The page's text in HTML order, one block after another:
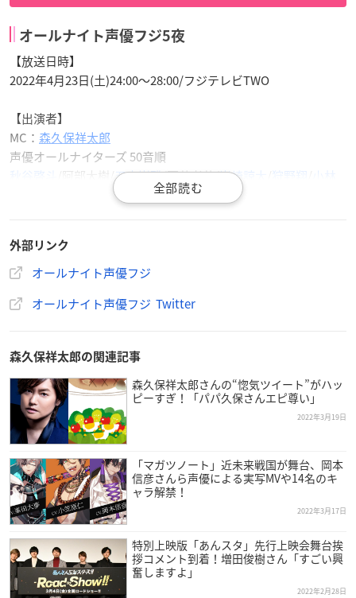
オールナイト声優フジ5夜
【放送日時】
2022年4月23日(土)24:00～28:00/フジテレビTWO
【出演者】
MC： 森久保祥太郎
声優オールナイターズ 50音順
秋谷啓斗
/阿部大樹/ 五十嵐雅/石井孝英/岩崎諒太 狩野翔
小林
住谷哲栄 堂島颯人/永塚拓馬 林勇
※敬称略・追加あり
#オールナイト声優フジ
4/23（土）24時～フジテレビTWOで4時間生放送！
新たな声優オールナイターズも参戦！
次週追加出演者発表あり！5つめのカオス降臨！
※出演者続き↓#永塚拓馬
#帆世
雄一#宮﨑雅也#森嶋秀太
o24Q
— オールナイト声優フジ (@ansayyoufuji)March 23, 2022
外部リンク
オールナイト声優フジ
オールナイト声優フジ Twitter
森久保祥太郎の関連記事
森久保祥太郎さんの“惚気ツイート”がハッ
ピーすぎ！「パパ久保さんエピ尊い」
2022年3月19日
「マガツノート」近未来戦国が舞台、岡本
信彦さんら声優による実写MVや14名のキ
ャラ解禁！
2022年3月17日
特別上映版「あんスタ」先行上映会舞台挨
拶コメント到着！増田俊樹さん「すごい興
奮しますよ」
2022年2月28日